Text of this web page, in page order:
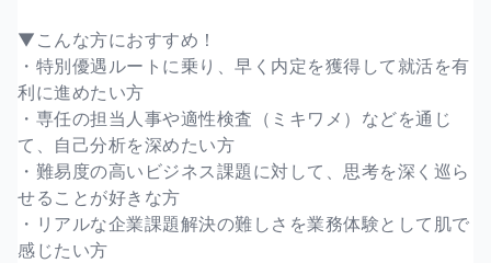
▼こんな方におすすめ！
・特別優遇ルートに乗り、早く内定を獲得して就活を有
利に進めたい方
・専任の担当人事や適性検査（ミキワメ）などを通じ
て、自己分析を深めたい方
・難易度の高いビジネス課題に対して、思考を深く巡ら
せることが好きな方
・リアルな企業課題解決の難しさを業務体験として肌で
感じたい方